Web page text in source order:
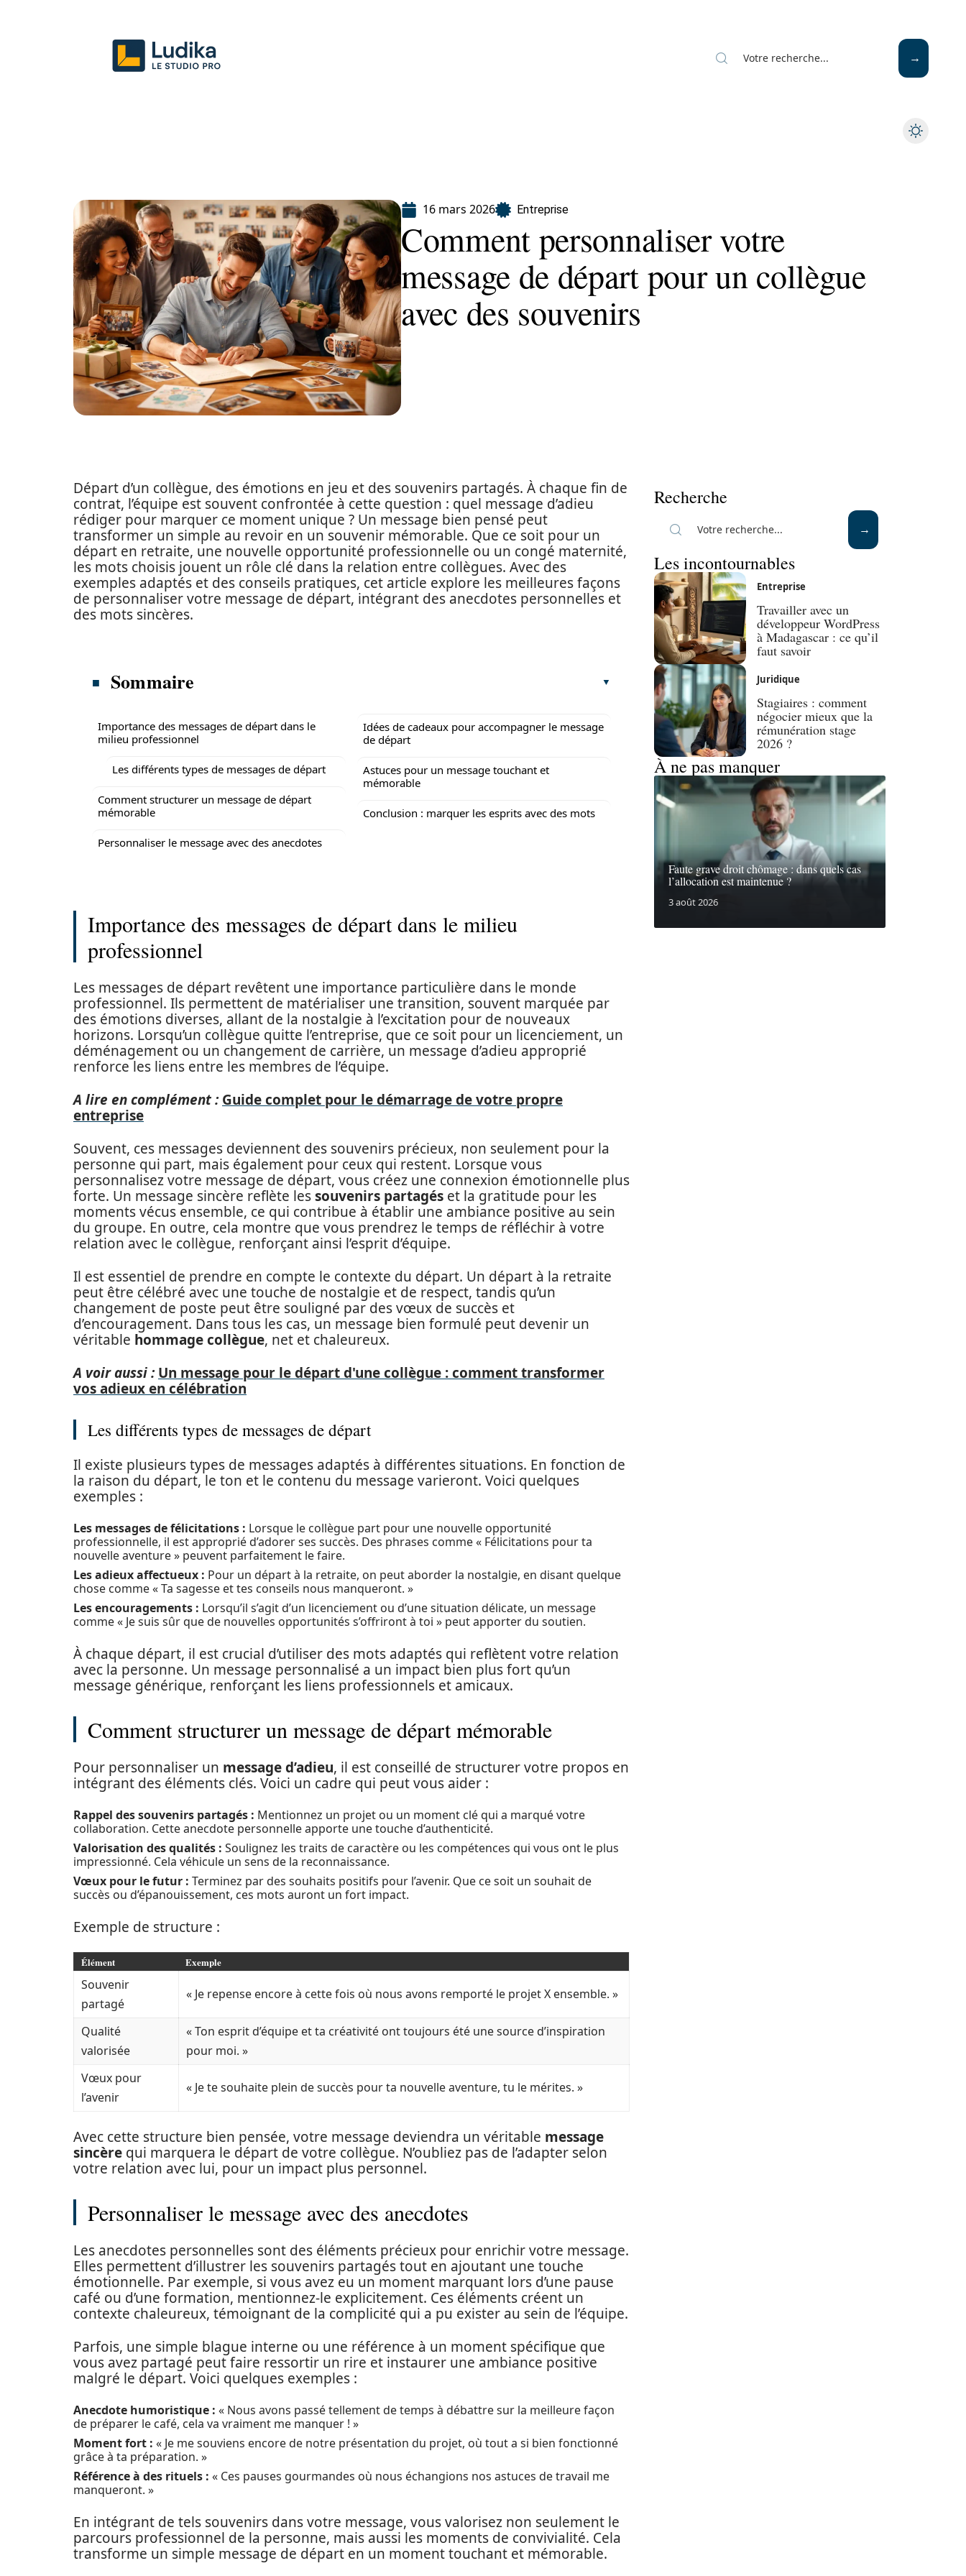
16 mars 2026 Entreprise
Comment personnaliser votre
message de départ pour un collègue
avec des souvenirs
Départ d’un collègue, des émotions en jeu et des souvenirs partagés. À chaque fin de
contrat, l’équipe est souvent confrontée à cette question : quel message d’adieu
rédiger pour marquer ce moment unique ? Un message bien pensé peut
transformer un simple au revoir en un souvenir mémorable. Que ce soit pour un
départ en retraite, une nouvelle opportunité professionnelle ou un congé maternité,
les mots choisis jouent un rôle clé dans la relation entre collègues. Avec des
exemples adaptés et des conseils pratiques, cet article explore les meilleures façons
de personnaliser votre message de départ, intégrant des anecdotes personnelles et
des mots sincères.
Sommaire
Importance des messages de départ dans le
milieu professionnel
Les différents types de messages de départ
Comment structurer un message de départ
mémorable
Personnaliser le message avec des anecdotes
Idées de cadeaux pour accompagner le message
de départ
Astuces pour un message touchant et
mémorable
Conclusion : marquer les esprits avec des mots
Importance des messages de départ dans le milieu
professionnel
Les messages de départ revêtent une importance particulière dans le monde
professionnel. Ils permettent de matérialiser une transition, souvent marquée par
des émotions diverses, allant de la nostalgie à l’excitation pour de nouveaux
horizons. Lorsqu’un collègue quitte l’entreprise, que ce soit pour un licenciement, un
déménagement ou un changement de carrière, un message d’adieu approprié
renforce les liens entre les membres de l’équipe.
A lire en complément : Guide complet pour le démarrage de votre propre
entreprise
Souvent, ces messages deviennent des souvenirs précieux, non seulement pour la
personne qui part, mais également pour ceux qui restent. Lorsque vous
personnalisez votre message de départ, vous créez une connexion émotionnelle plus
forte. Un message sincère reflète lessouvenirs partagés et la gratitude pour les
moments vécus ensemble, ce qui contribue à établir une ambiance positive au sein
du groupe. En outre, cela montre que vous prendrez le temps de réfléchir à votre
relation avec le collègue, renforçant ainsi l’esprit d’équipe.
Il est essentiel de prendre en compte le contexte du départ. Un départ à la retraite
peut être célébré avec une touche de nostalgie et de respect, tandis qu’un
changement de poste peut être souligné par des vœux de succès et
d’encouragement. Dans tous les cas, un message bien formulé peut devenir un
véritable hommage collègue, net et chaleureux.
A voir aussi : Un message pour le départ d'une collègue : comment transformer
vos adieux en célébration
Les différents types de messages de départ
Il existe plusieurs types de messages adaptés à différentes situations. En fonction de
la raison du départ, le ton et le contenu du message varieront. Voici quelques
exemples :
Les messages de félicitations : Lorsque le collègue part pour une nouvelle opportunité
professionnelle, il est approprié d’adorer ses succès. Des phrases comme « Félicitations pour ta
nouvelle aventure » peuvent parfaitement le faire.
Les adieux affectueux : Pour un départ à la retraite, on peut aborder la nostalgie, en disant quelque
chose comme « Ta sagesse et tes conseils nous manqueront. »
Les encouragements : Lorsqu’il s’agit d’un licenciement ou d’une situation délicate, un message
comme « Je suis sûr que de nouvelles opportunités s’offriront à toi » peut apporter du soutien.
À chaque départ, il est crucial d’utiliser des mots adaptés qui reflètent votre relation
avec la personne. Un message personnalisé a un impact bien plus fort qu’un
message générique, renforçant les liens professionnels et amicaux.
Comment structurer un message de départ mémorable
Pour personnaliser un message d’adieu, il est conseillé de structurer votre propos en
intégrant des éléments clés. Voici un cadre qui peut vous aider :
Rappel des souvenirs partagés : Mentionnez un projet ou un moment clé qui a marqué votre
collaboration. Cette anecdote personnelle apporte une touche d’authenticité.
Valorisation des qualités : Soulignez les traits de caractère ou les compétences qui vous ont le plus
impressionné. Cela véhicule un sens de la reconnaissance.
Vœux pour le futur : Terminez par des souhaits positifs pour l’avenir. Que ce soit un souhait de
succès ou d’épanouissement, ces mots auront un fort impact.
Exemple de structure :
Élément Exemple
Souvenir
partagé
« Je repense encore à cette fois où nous avons remporté le projet X ensemble. »
Qualité
valorisée
« Ton esprit d’équipe et ta créativité ont toujours été une source d’inspiration
pour moi. »
Vœux pour
l’avenir
« Je te souhaite plein de succès pour ta nouvelle aventure, tu le mérites. »
Avec cette structure bien pensée, votre message deviendra un véritable message
sincère qui marquera le départ de votre collègue. N’oubliez pas de l’adapter selon
votre relation avec lui, pour un impact plus personnel.
Personnaliser le message avec des anecdotes
Les anecdotes personnelles sont des éléments précieux pour enrichir votre message.
Elles permettent d’illustrer les souvenirs partagés tout en ajoutant une touche
émotionnelle. Par exemple, si vous avez eu un moment marquant lors d’une pause
café ou d’une formation, mentionnez-le explicitement. Ces éléments créent un
contexte chaleureux, témoignant de la complicité qui a pu exister au sein de l’équipe.
Parfois, une simple blague interne ou une référence à un moment spécifique que
vous avez partagé peut faire ressortir un rire et instaurer une ambiance positive
malgré le départ. Voici quelques exemples :
Anecdote humoristique : « Nous avons passé tellement de temps à débattre sur la meilleure façon
de préparer le café, cela va vraiment me manquer ! »
Moment fort : « Je me souviens encore de notre présentation du projet, où tout a si bien fonctionné
grâce à ta préparation. »
Référence à des rituels : « Ces pauses gourmandes où nous échangions nos astuces de travail me
manqueront. »
En intégrant de tels souvenirs dans votre message, vous valorisez non seulement le
parcours professionnel de la personne, mais aussi les moments de convivialité. Cela
transforme un simple message de départ en un moment touchant et mémorable.
Recherche
Les incontournables
Entreprise
Travailler avec un
développeur WordPress
à Madagascar : ce qu’il
faut savoir
Juridique
Stagiaires : comment
négocier mieux que la
rémunération stage
2026 ?
À ne pas manquer
Faute grave droit chômage : dans quels cas
l’allocation est maintenue ?
3 août 2026